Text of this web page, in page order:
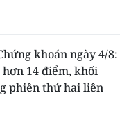
khoán ngày 4/8:
14 điểm, khối
phiên thứ hai liên